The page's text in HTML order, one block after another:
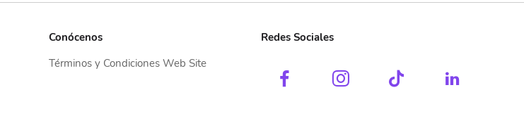
Conócenos
Términos y Condiciones Web Site
Redes Sociales